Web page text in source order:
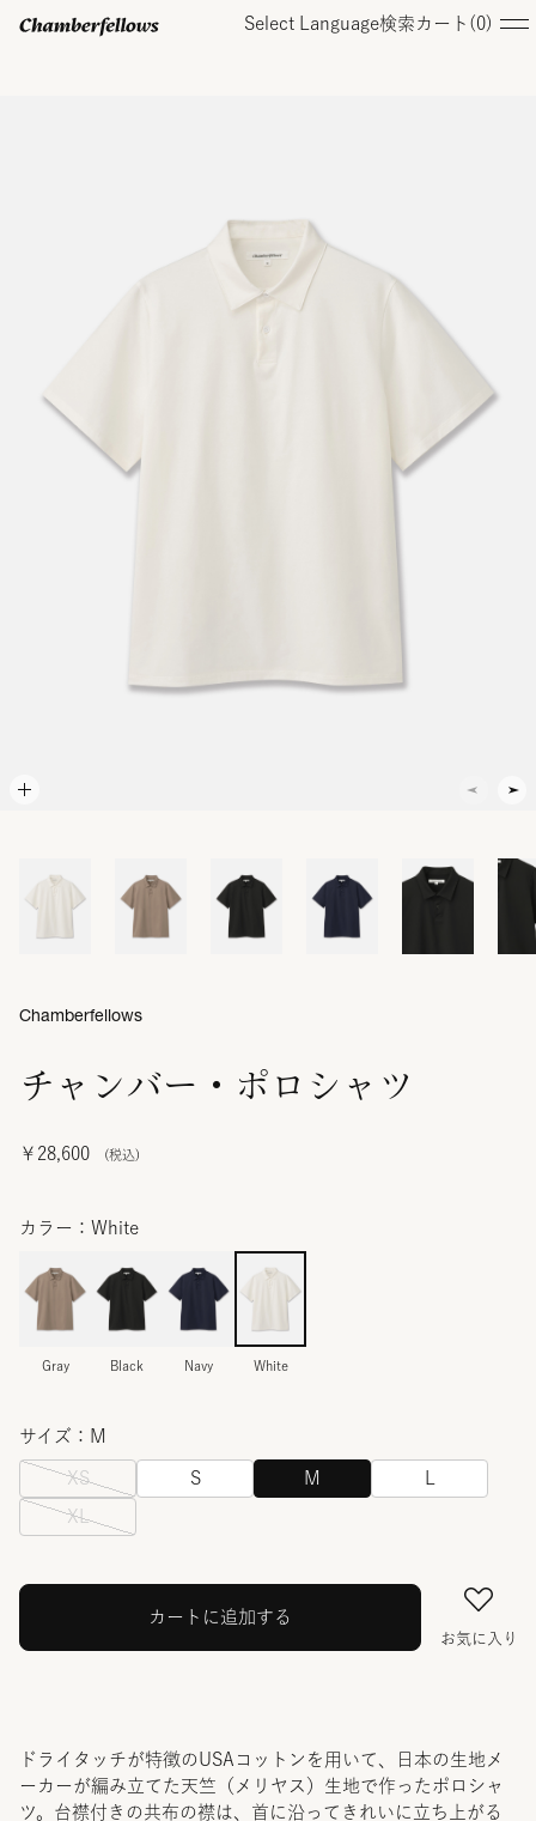
Select Language検索 カート( 0)
お知らせ
チャンバー・ポロシャツ
￥28,600
Chamberfellows
カラー：White
Gray Black Navy White
サイズ：M
XS S M
XL
カートに追加する
お気に入り
ドライタッチが特徴のUSAコットンを用いて、日本の生地メ
ーカーが編み立てた天竺（メリヤス）生地で作ったポロシャ
ツ。台襟付きの共布の襟は、首に沿ってきれいに立ち上がる